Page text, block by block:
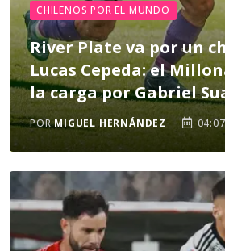
CHILENOS POR EL MUNDO
River Plate va por un
Lucas Cepeda: el
la carga por Gabriel
PORMIGUEL HERNÁNDEZ